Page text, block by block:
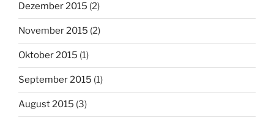
Dezember 2015 (2)
November 2015 (2)
Oktober 2015 (1)
September 2015 (1)
August 2015 (3)